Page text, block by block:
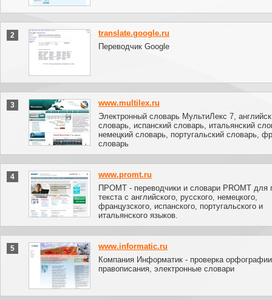
2
translate.google.ru
Переводчик Google
3
www.multilex.ru
Электронный словарь МультиЛекс 7,
словарь, испанский словарь, итальянский
немецкий словарь, португальский словарь,
словарь
4
www.promt.ru
ПРОМТ - переводчики и словари PROMT для
текста с английского, русского, немецкого,
французского, испанского, португальского и
итальянского языков.
5
www.informatic.ru
Компания Информатик - проверка
правописания, электронные словари